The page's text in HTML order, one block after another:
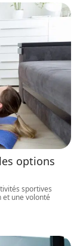
options
sportives
une volonté